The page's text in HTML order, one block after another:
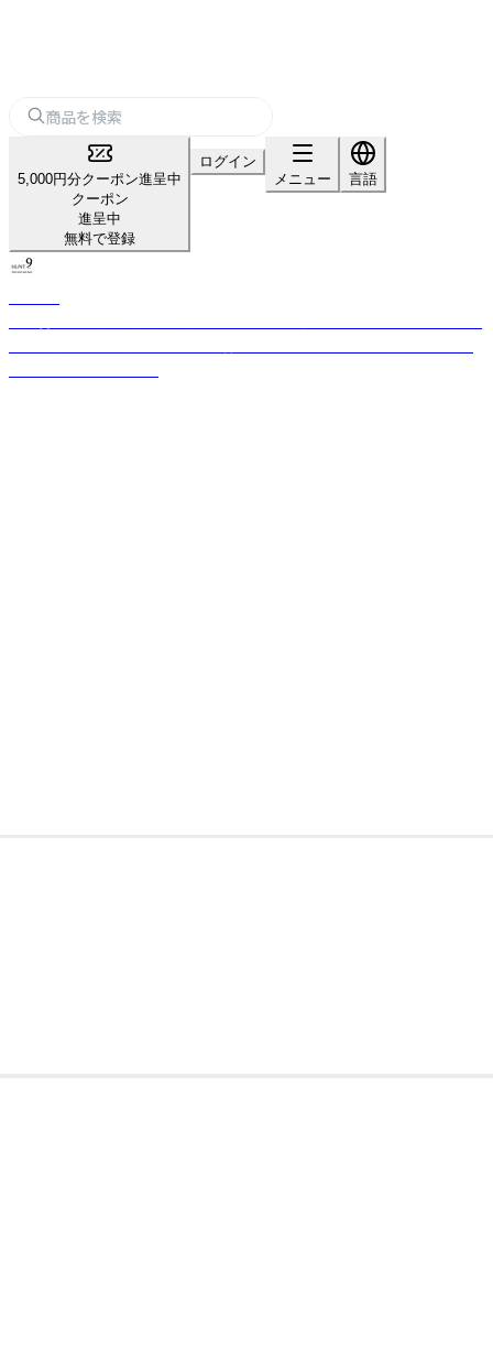
5,000円分クーポン進呈中
クーポン
進呈中
無料で登録
ログイン
メニュー
言語